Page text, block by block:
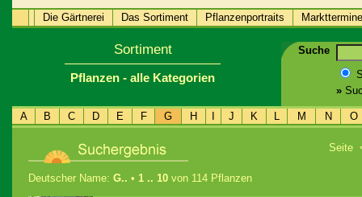
Die Gärtnerei Das Sortiment Pflanzenportraits Markttermine
Sortiment
Pflanzen - alle Kategorien
Suche
»
A B C D E F G H J K L M N O
Seite
Deutscher Name: G.. • 1 .. 10 von 114 Pflanzen